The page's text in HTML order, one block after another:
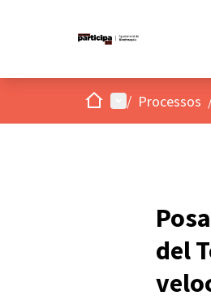
Inici Menú principal
/ Processos
del